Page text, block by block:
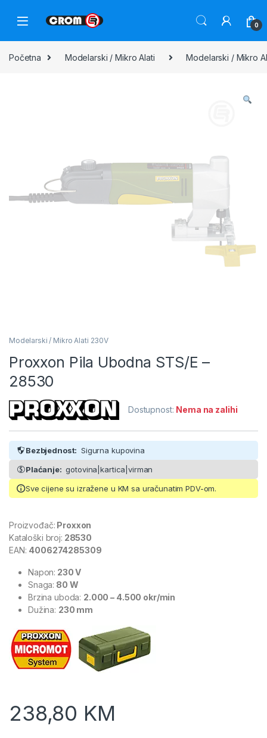
0
Početna Modelarski / Mikro Alati Modelarski / Mikro
Modelarski / Mikro Alati 230V
Proxxon Pila Ubodna STS/E –
28530
Dostupnost: Nema na zalihi
Bezbjednost: Sigurna kupovina
Plaćanje: gotovina|kartica|virman
Sve cijene su izražene u KM sa uračunatim PDV-om.
Proizvođač: Proxxon
Kataloški broj: 28530
EAN: 4006274285309
Napon: 230 V
Snaga: 80 W
Brzina uboda: 2.000 – 4.500 okr/min
Dužina: 230 mm
238,80 KM